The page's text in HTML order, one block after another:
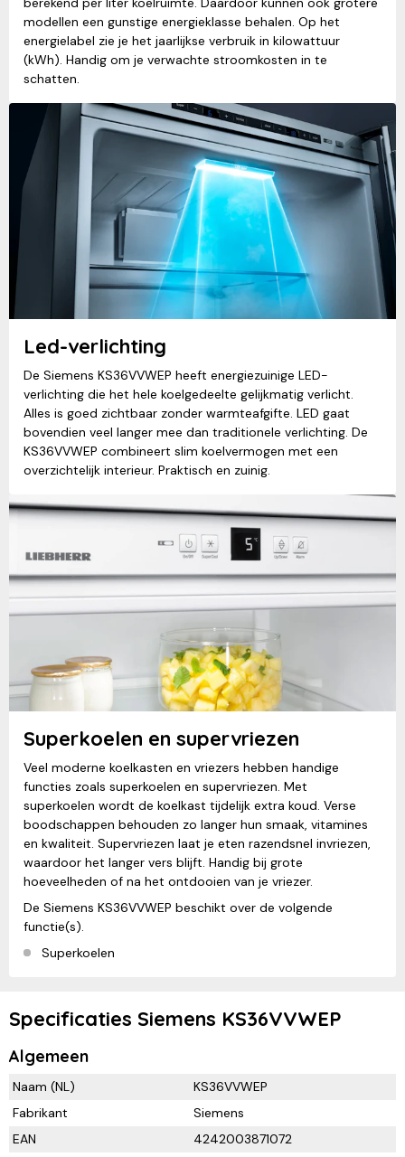
modellen een gunstige energieklasse behalen. Op het
energielabel zie je het jaarlijkse verbruik in kilowattuur
(kWh). Handig om je verwachte stroomkosten in te
schatten.
Led-verlichting
De Siemens KS36VVWEP heeft energiezuinige LED-
verlichting die het hele koelgedeelte gelijkmatig verlicht.
Alles is goed zichtbaar zonder warmteafgifte. LED gaat
bovendien veel langer mee dan traditionele verlichting. De
KS36VVWEP combineert slim koelvermogen met een
overzichtelijk interieur. Praktisch en zuinig.
Superkoelen en supervriezen
Veel moderne koelkasten en vriezers hebben handige
functies zoals superkoelen en supervriezen. Met
superkoelen wordt de koelkast tijdelijk extra koud. Verse
boodschappen behouden zo langer hun smaak, vitamines
en kwaliteit. Supervriezen laat je eten razendsnel invriezen,
waardoor het langer vers blijft. Handig bij grote
hoeveelheden of na het ontdooien van je vriezer.
De Siemens KS36VVWEP beschikt over de volgende
functie(s).
Superkoelen
Specificaties Siemens KS36VVWEP
Algemeen
Naam (NL)
KS36VVWEP
Fabrikant
Siemens
EAN
4242003871072